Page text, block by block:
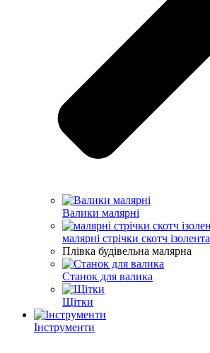
Валики малярні
малярні стрічки скотч ізолента
Плівка будівельна малярна
Станок для валика
Щітки
Інструменти